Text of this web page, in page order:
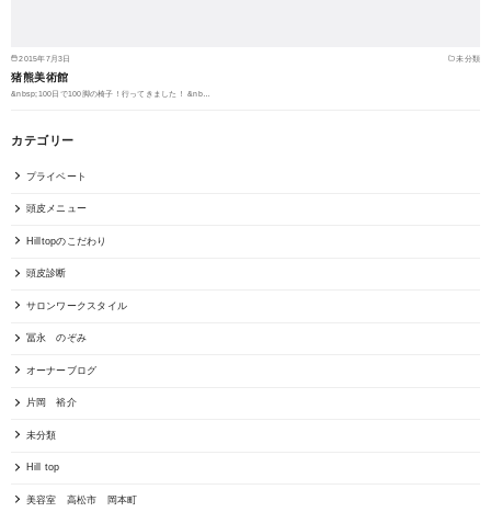
2015年7月3日 未分類
猪熊美術館
&nbsp;100日で100脚の椅子！行ってきました！ &nb…
カテゴリー
プライベート
頭皮メニュー
Hilltopのこだわり
頭皮診断
サロンワークスタイル
冨永 のぞみ
オーナーブログ
片岡 裕介
未分類
Hill top
美容室 高松市 岡本町